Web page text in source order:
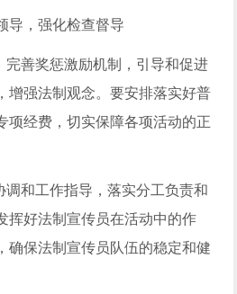
，强化检查督导
善奖惩激励机制，引导和促进
增强法制观念。要安排落实好普
项经费，切实保障各项活动的正
和工作指导，落实分工负责和
挥好法制宣传员在活动中的作
确保法制宣传员队伍的稳定和健